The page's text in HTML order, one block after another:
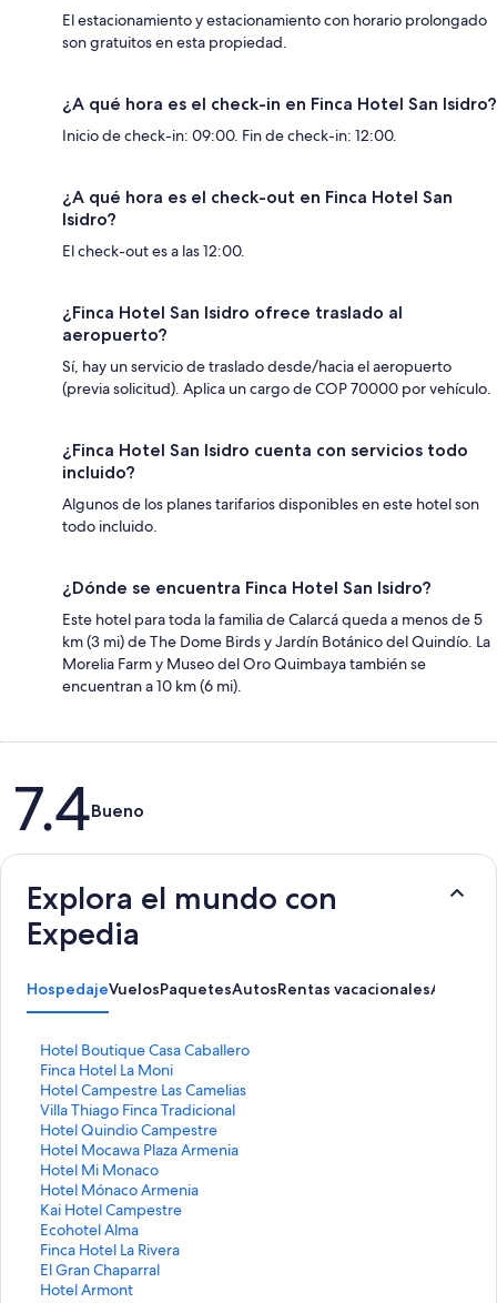
El estacionamiento y estacionamiento con horario prolongado
son gratuitos en esta propiedad.
¿A qué hora es el check-in en Finca Hotel San Isidro?
Inicio de check-in: 09:00. Fin de check-in: 12:00.
¿A qué hora es el check-out en Finca Hotel San
Isidro?
El check-out es a las 12:00.
¿Finca Hotel San Isidro ofrece traslado al
aeropuerto?
Sí, hay un servicio de traslado desde/hacia el aeropuerto
(previa solicitud). Aplica un cargo de COP 70000 por vehículo.
¿Finca Hotel San Isidro cuenta con servicios todo
incluido?
Algunos de los planes tarifarios disponibles en este hotel son
todo incluido.
¿Dónde se encuentra Finca Hotel San Isidro?
Este hotel para toda la familia de Calarcá queda a menos de 5
km (3 mi) de The Dome Birds y Jardín Botánico del Quindío. La
Morelia Farm y Museo del Oro Quimbaya también se
encuentran a 10 km (6 mi).
Opiniones
7.4Bueno
Explora el mundo con
Expedia
HospedajeVuelosPaquetesAutosRentas vacacionales
Hotel Boutique Casa Caballero
E
n
l
a
c
e
p
a
r
a
a
b
r
Finca Hotel La Moni
E
n
l
a
c
e
p
a
r
a
a
b
Hotel Campestre Las Camelias
E
n
l
a
c
e
p
a
r
a
a
Villa Thiago Finca Tradicional
E
n
l
a
c
e
p
a
r
a
Hotel Quindio Campestre
E
n
l
a
c
e
p
a
r
Hotel Mocawa Plaza Armenia
E
n
l
a
c
e
p
a
Hotel Mi Monaco
E
n
l
a
c
e
p
Hotel Mónaco Armenia
E
n
l
a
c
e
Kai Hotel Campestre
E
n
l
a
c
Ecohotel Alma
E
n
l
a
Finca Hotel La Rivera
E
n
l
El Gran Chaparral
E
n
Hotel Armont
E